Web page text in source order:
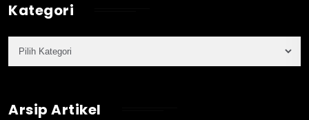
Kategori
Arsip Artikel